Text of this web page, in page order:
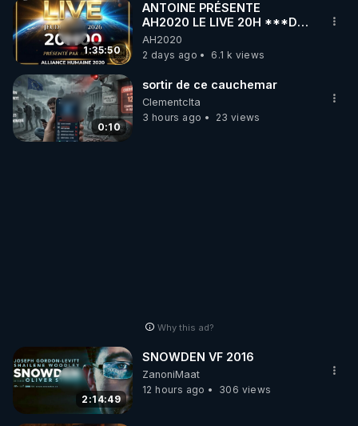
1:35:50
ANTOINE PRÉSENTE
AH2020 LE LIVE 20H ***DU
06/08/2026***
AH2020
2 days ago
6.1 k views
0:10
sortir de ce cauchemar
Clementclta
3 hours ago
23 views
Why this ad?
2:14:49
SNOWDEN VF 2016
ZanoniMaat
12 hours ago
306 views